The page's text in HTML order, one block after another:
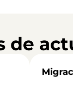
de